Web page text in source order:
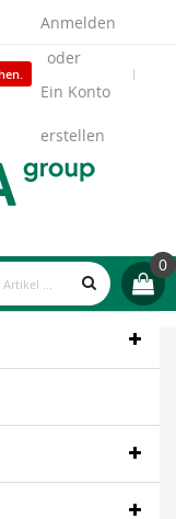
Anmelden
Ein Konto
erstellen
0